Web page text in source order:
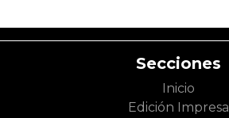
Secciones
Inicio
Edición Impresa